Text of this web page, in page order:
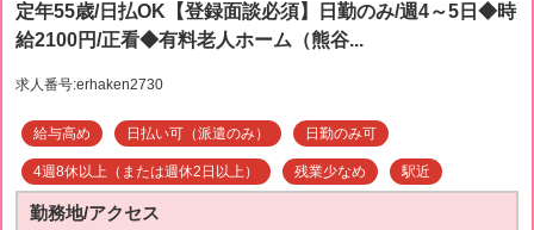
定年55歳/日払OK【登録面談必須】日勤のみ/週4～5日◆時
給2100円/正看◆有料老人ホーム（熊谷...
求人番号:erhaken2730
給与高め 日払い可（派遣のみ） 日勤のみ可
4週8休以上（または週休2日以上） 残業少なめ 駅近
勤務地/アクセス